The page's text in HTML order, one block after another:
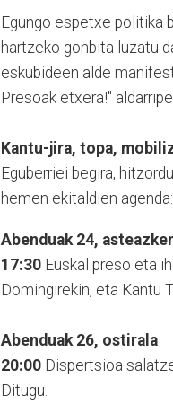
Egungo espetxe politika
hartzeko gonbita luzatu
eskubideen alde
Presoak etxera!"
Kantu-jira, topa,
Eguberriei begira,
hemen ekitaldien agenda:
Abenduak 24,
17:30 Euskal preso eta
Domingirekin, eta Kantu
Abenduak 26, ostirala
20:00 Dispertsioa
Ditugu.